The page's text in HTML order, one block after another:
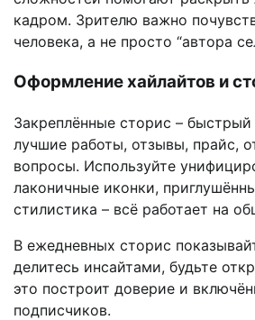
кадром. Зрителю важно
человека, а не просто “автора
Оформление хайлайтов и
Закреплённые сторис – быстрый
лучшие работы, отзывы, прайс,
вопросы. Используйте
лаконичные иконки,
стилистика – всё работает на
В ежедневных сторис
делитесь инсайтами, будьте
это построит доверие и
подписчиков.